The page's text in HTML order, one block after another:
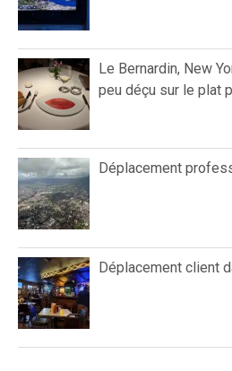
Le Bernardin, New
peu déçu sur le plat
Déplacement
Déplacement client